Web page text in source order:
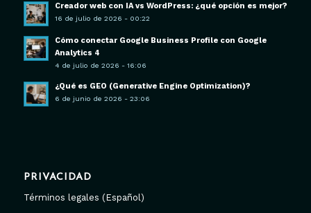
Creador web con IA vs WordPress: ¿qué opción es mejor?
16 de julio de 2026 - 00:22
Cómo conectar Google Business Profile con Google
Analytics 4
4 de julio de 2026 - 16:06
¿Qué es GEO (Generative Engine Optimization)?
6 de junio de 2026 - 23:06
PRIVACIDAD
Términos legales (Español)